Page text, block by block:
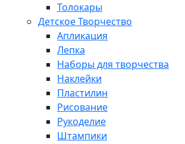
Толокары
Детское Творчество
Апликация
Лепка
Наборы для творчества
Наклейки
Пластилин
Рисование
Рукоделие
Штампики